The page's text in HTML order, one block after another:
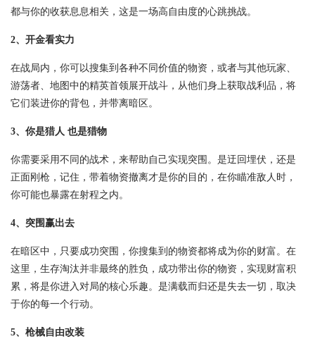
都与你的收获息息相关，这是一场高自由度的心跳挑战。
2、开金看实力
在战局内，你可以搜集到各种不同价值的物资，或者与其他玩家、
游荡者、地图中的精英首领展开战斗，从他们身上获取战利品，将
它们装进你的背包，并带离暗区。
3、你是猎人 也是猎物
你需要采用不同的战术，来帮助自己实现突围。是迂回埋伏，还是
正面刚枪，记住，带着物资撤离才是你的目的，在你瞄准敌人时，
你可能也暴露在射程之内。
4、突围赢出去
在暗区中，只要成功突围，你搜集到的物资都将成为你的财富。在
这里，生存淘汰并非最终的胜负，成功带出你的物资，实现财富积
累，将是你进入对局的核心乐趣。是满载而归还是失去一切，取决
于你的每一个行动。
5、枪械自由改装